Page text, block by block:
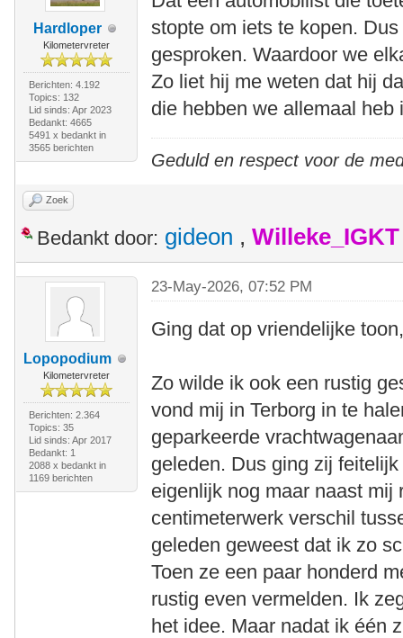
Hardloper
Kilometervreter
Berichten: 4.192
Topics: 132
Lid sinds: Apr 2023
Bedankt: 4665
5491 x bedankt in
3565 berichten
stopte om iets te kopen.
gesproken. Waardoor we
Zo liet hij me weten dat hij
die hebben we allemaal heb
Geduld en respect voor de
Zoek
Bedankt door: gideon , Willeke_IGKT
Lopopodium
Kilometervreter
Berichten: 2.364
Topics: 35
Lid sinds: Apr 2017
Bedankt: 1
2088 x bedankt in
1169 berichten
23-May-2026, 07:52 PM
Ging dat op vriendelijke
Zo wilde ik ook een rustig
vond mij in Terborg in te
geparkeerde
geleden. Dus ging zij
eigenlijk nog maar naast mij
centimeterwerk verschil
geleden geweest dat ik zo
Toen ze een paar honderd
rustig even vermelden. Ik
het idee. Maar nadat ik één